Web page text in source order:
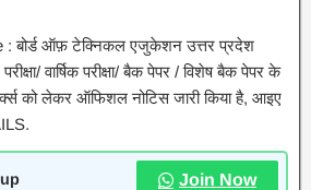
बोर्ड ऑफ़ टेक्निकल एजुकेशन उत्तर प्रदेश
वार्षिक परीक्षा/ बैक पेपर / विशेष बैक पेपर के
को लेकर ऑफिशल नोटिस जारी किया है, आइए
Join Now